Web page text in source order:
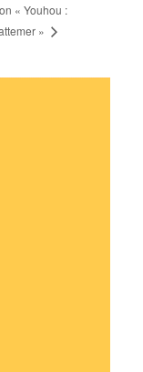
« Youhou :
»